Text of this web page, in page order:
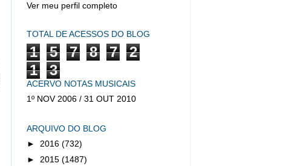
Ver meu perfil completo
TOTAL DE ACESSOS DO BLOG
1 5 7 8 7
2
1
3
ACERVO NOTAS MUSICAIS
1º NOV 2006 / 31 OUT 2010
ARQUIVO DO BLOG
► 2016 (732)
► 2015 (1487)